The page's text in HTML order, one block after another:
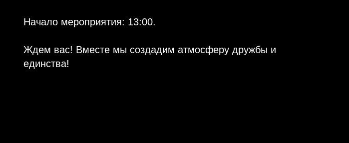
Начало мероприятия: 13:00.
Ждем вас! Вместе мы создадим атмосферу дружбы и
единства!